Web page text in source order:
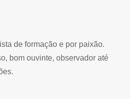
de formação e por paixão.
bom ouvinte, observador até